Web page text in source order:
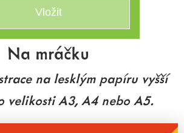
Na mráčku
na lesklým papíru vyšší
velikosti A3, A4 nebo A5.